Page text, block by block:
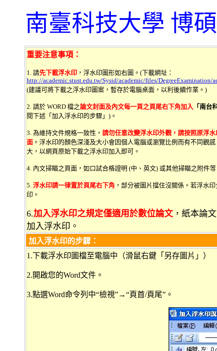
南臺科技大學 博
重要注意事項：
1. 請先下載浮水印 ，浮水印圖形如右圖。(下載網址：
http://academic.stust.edu.tw/Sysid/academic/files/DegreeExamination/
(建議可將下載之浮水印圖案，暫存於電腦桌面，以利後續作業。)
2. 請於 WORD 檔之論文封面及內文每一頁之頁尾右下角加入 「南台
閱下述「加入浮水印的步驟」)。
3. 為維持文件規格一致性， 請勿任意改變浮水印外觀，請按照原浮
面 。浮水印的顏色深淺及大小會因個人電腦或瀏覽比例而有不同觀
大，以網頁原始下載之浮水印加入即可。
4. 內文掃瞄之頁面，如口試合格證明 (中、英文) 或其他掃瞄之附件
5. 浮水印請一律置於頁尾右下角 ，部分被圖片擋住沒關係。若浮水
印。
6.加入浮水印之規定僅適用於數位論文，紙本論
加入浮水印。
加入浮水印的步驟 ：
1.下載浮水印圖檔至電腦中（滑鼠右鍵「另存圖片」）
2.開啟您的Word文件。
3.點選Word命令列中“檢視”→“頁首/頁尾”。